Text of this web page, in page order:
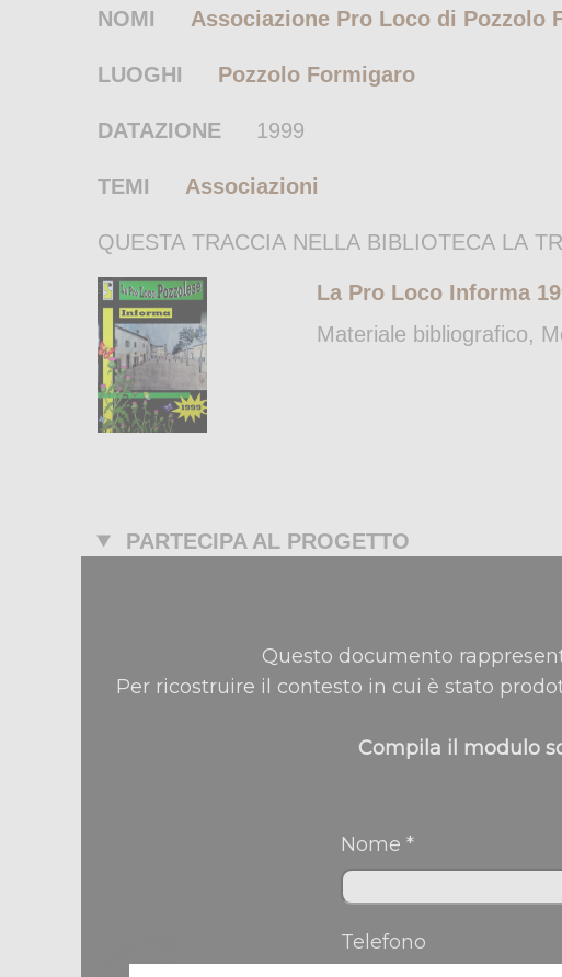
NOMI Associazione Pro Loco di Pozzolo
LUOGHI Pozzolo Formigaro
DATAZIONE 1999
TEMI Associazioni
QUESTA TRACCIA NELLA BIBLIOTECA LA
La Pro Loco Informa
Materiale bibliografico,
PARTECIPA AL PROGETTO
Questo documento
Per ricostruire il contesto in cui è stato
Compila il modulo
Nome *
Telefono